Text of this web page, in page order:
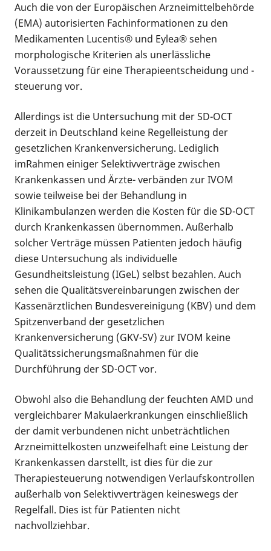
Auch die von der Europäischen Arzneimittelbehörde
(EMA) autorisierten Fachinformationen zu den
Medikamenten Lucentis® und Eylea® sehen
morphologische Kriterien als unerlässliche
Voraussetzung für eine Therapieentscheidung und -
steuerung vor.
Allerdings ist die Untersuchung mit der SD-OCT
derzeit in Deutschland keine Regelleistung der
gesetzlichen Krankenversicherung. Lediglich
imRahmen einiger Selektivverträge zwischen
Krankenkassen und Ärzte- verbänden zur IVOM
sowie teilweise bei der Behandlung in
Klinikambulanzen werden die Kosten für die SD-OCT
durch Krankenkassen übernommen. Außerhalb
solcher Verträge müssen Patienten jedoch häufig
diese Untersuchung als individuelle
Gesundheitsleistung (IGeL) selbst bezahlen. Auch
sehen die Qualitätsvereinbarungen zwischen der
Kassenärztlichen Bundesvereinigung (KBV) und dem
Spitzenverband der gesetzlichen
Krankenversicherung (GKV-SV) zur IVOM keine
Qualitätssicherungsmaßnahmen für die
Durchführung der SD-OCT vor.
Obwohl also die Behandlung der feuchten AMD und
vergleichbarer Makulaerkrankungen einschließlich
der damit verbundenen nicht unbeträchtlichen
Arzneimittelkosten unzweifelhaft eine Leistung der
Krankenkassen darstellt, ist dies für die zur
Therapiesteuerung notwendigen Verlaufskontrollen
außerhalb von Selektivverträgen keineswegs der
Regelfall. Dies ist für Patienten nicht
nachvollziehbar.